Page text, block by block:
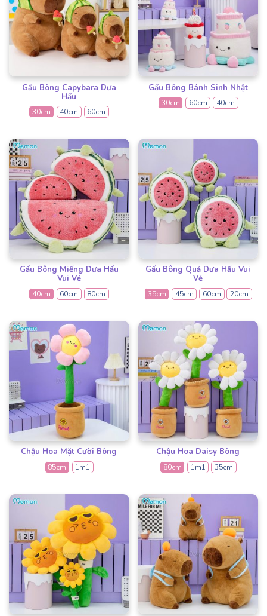
Gấu Bông Capybara Dưa
Hấu
30cm 40cm 60cm
Gấu Bông Bánh Sinh Nhật
30cm 60cm 40cm
Gấu Bông Miếng Dưa Hấu
Vui Vẻ
40cm 60cm 80cm
Gấu Bông Quả Dưa Hấu Vui
Vẻ
35cm 45cm 60cm 20cm
Chậu Hoa Mặt Cười Bông
85cm 1m1
Chậu Hoa Daisy Bông
80cm 1m1 35cm